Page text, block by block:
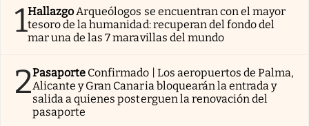
1HallazgoArqueólogos se encuentran con el mayor
tesoro de la humanidad: recuperan del fondo del
mar una de las 7 maravillas del mundo
2Pasaporte Confirmado | Los aeropuertos de Palma,
Alicante y Gran Canaria bloquearán la entrada y
salida a quienes posterguen la renovación del
pasaporte